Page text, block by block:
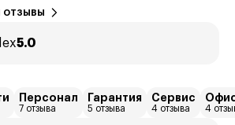
отзывы
5.0
Персонал
7 отзыва
Гарантия
5 отзыва
Сервис
4 отзыва 4